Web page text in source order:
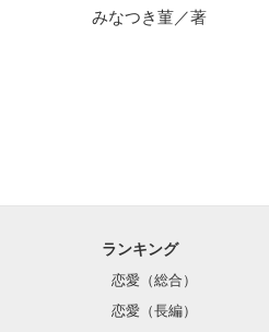
みなつき菫／著
ランキング
恋愛（総合）
恋愛（長編）